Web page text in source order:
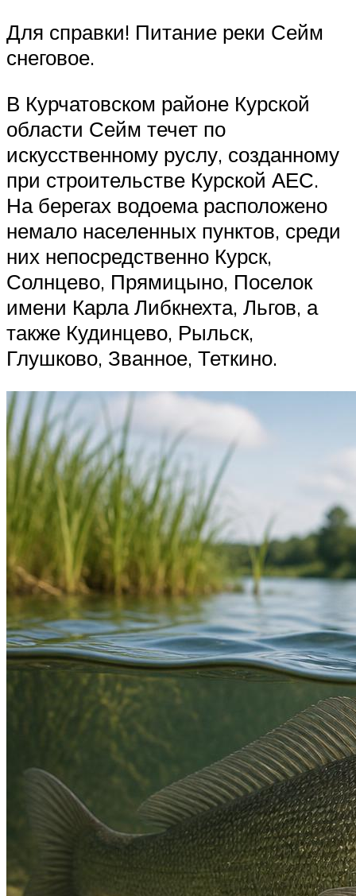
Для справки! Питание реки Сейм
снеговое.
В Курчатовском районе Курской
области Сейм течет по
искусственному руслу, созданному
при строительстве Курской АЕС.
На берегах водоема расположено
немало населенных пунктов, среди
них непосредственно Курск,
Солнцево, Прямицыно, Поселок
имени Карла Либкнехта, Льгов, а
также Кудинцево, Рыльск,
Глушково, Званное, Теткино.